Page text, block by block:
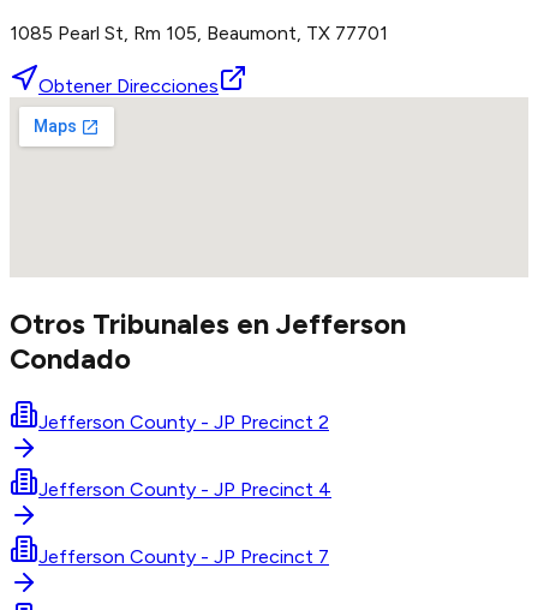
1085 Pearl St, Rm 105, Beaumont, TX 77701
Obtener Direcciones
Otros Tribunales en Jefferson
Condado
Jefferson County - JP Precinct 2
Jefferson County - JP Precinct 4
Jefferson County - JP Precinct 7